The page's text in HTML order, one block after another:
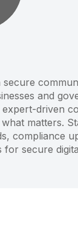
secure
and
expert-driven
matters.
compliance
for secure